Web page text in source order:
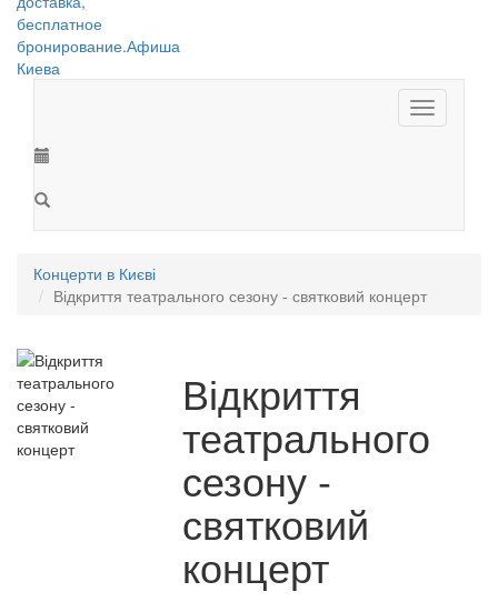
Toggle
navigation
Концерти в Києві
Відкриття театрального сезону - святковий концерт
Відкриття
театрального
сезону -
святковий
концерт